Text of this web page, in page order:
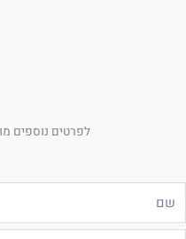
לפרטים נוספים